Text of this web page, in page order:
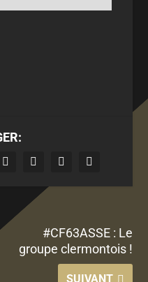
#CF63ASSE : Le
groupe clermontois !
SUIVANT